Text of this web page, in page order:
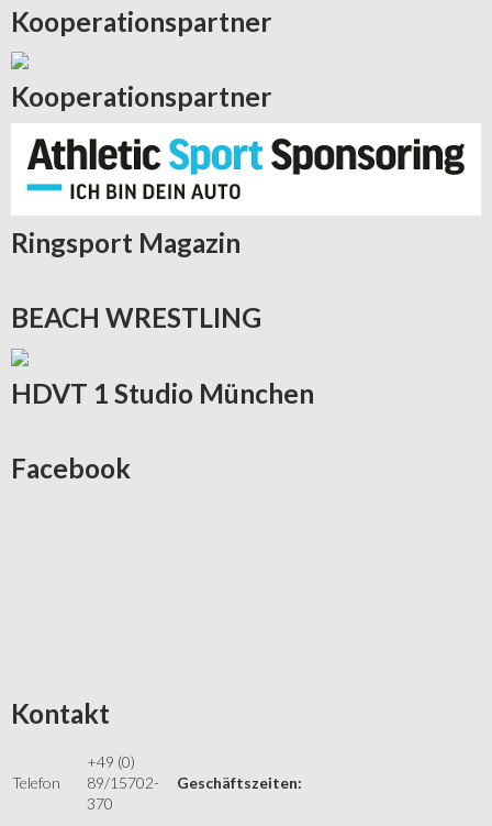
Kooperationspartner
Kooperationspartner
Ringsport Magazin
BEACH WRESTLING
HDVT 1 Studio München
Facebook
Kontakt
Telefon
+49 (0)
89/15702-
370
Geschäftszeiten: